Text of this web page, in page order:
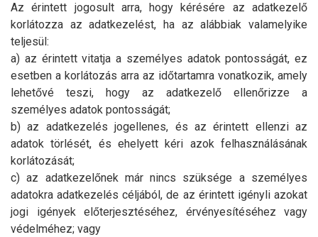
Az érintett jogosult arra, hogy kérésére az adatkezelő
korlátozza az adatkezelést, ha az alábbiak valamelyike
teljesül:
a) az érintett vitatja a személyes adatok pontosságát, ez
esetben a korlátozás arra az időtartamra vonatkozik, amely
lehetővé teszi, hogy az adatkezelő ellenőrizze a
személyes adatok pontosságát;
b) az adatkezelés jogellenes, és az érintett ellenzi az
adatok törlését, és ehelyett kéri azok felhasználásának
korlátozását;
c) az adatkezelőnek már nincs szüksége a személyes
adatokra adatkezelés céljából, de az érintett igényli azokat
jogi igények előterjesztéséhez, érvényesítéséhez vagy
védelméhez; vagy